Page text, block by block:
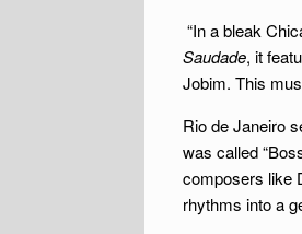
“In a bleak
Saudade, it
Jobim. This
Rio de Janeiro
was called
composers like
rhythms into a